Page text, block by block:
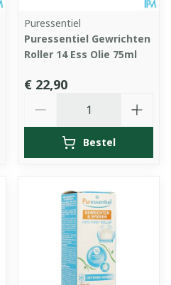
Puressentiel
Puressentiel Gewrichten
Roller 14 Ess Olie 75ml
€ 22,90
Bestel